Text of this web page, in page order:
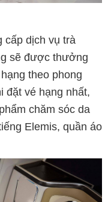
cấp dịch vụ trà
sẽ được thưởng
theo phong
đặt vé hạng nhất,
chăm sóc da
Elemis, quần áo